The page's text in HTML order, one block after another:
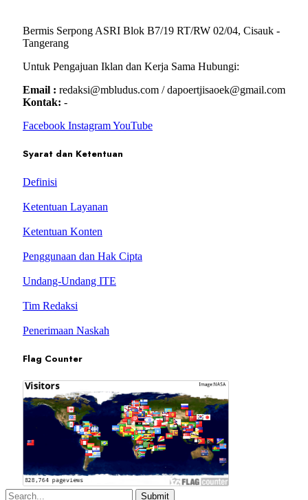
Bermis Serpong ASRI Blok B7/19 RT/RW 02/04, Cisauk -
Tangerang
Untuk Pengajuan Iklan dan Kerja Sama Hubungi:
Email : redaksi@mbludus.com / dapoertjisaoek@gmail.com
Kontak: -
Facebook InstagramYouTube
Syarat dan Ketentuan
Definisi
Ketentuan Layanan
Ketentuan Konten
Penggunaan dan Hak Cipta
Undang-Undang ITE
Tim Redaksi
Penerimaan Naskah
Flag Counter
Submit